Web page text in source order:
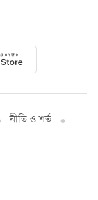
নীতি ও শর্ত